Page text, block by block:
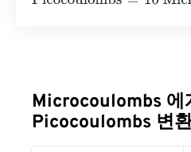
Microcoulombs 에
Picocoulombs 변